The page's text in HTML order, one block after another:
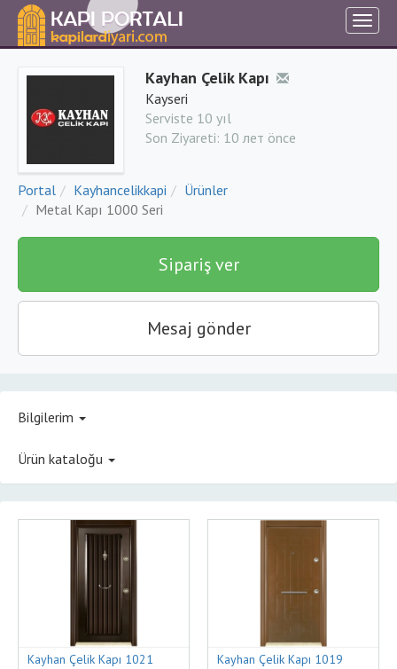
Kayhan Çelik Kapı
Kayseri
Serviste 10 yıl
Son Ziyareti: 10 лет önce
Portal Kayhancelikkapi
Ürünler
Metal Kapı 1000 Seri
Sipariş ver
Mesaj gönder
Bilgilerim
Ürün kataloğu
Kayhan Çelik Kapı 1021 Kayhan Çelik Kapı 1019